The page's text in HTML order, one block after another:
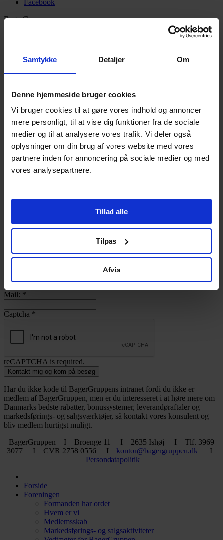
Samtykke Detaljer Om
Denne hjemmeside bruger cookies
Vi bruger cookies til at gøre vores indhold og annoncer
mere personligt, til at vise dig funktioner fra de sociale
medier og til at analysere vores trafik. Vi deler også
oplysninger om din brug af vores website med vores
partnere inden for annoncering på sociale medier og med
vores analysepartnere.
Tillad alle
Tilpas
Afvis
Facebook
BagerGruppen
3969 3077
kontor@bagergruppen.dk
Intranet Login
Bliv Medlem
Username
Password
Remember Me
Lost your password?
Kontaktperson:*
By:
Mail: *
Captcha *
reCAPTCHA is required.
Kontakt mig og kom på besøg
Har du ikke kode til BagerGruppens intranet fordi du ikke er
medlem af BagerGruppen, men er du interesseret i at høre mere om
Danmarks bedste rabatter, bonussystemer, leverandøraftaler og
markedsførings- og salgsværktøjer, så kontakt vores konsulent og
bliv medlem hurtigst muligt.
BagerGruppen I Broenge 11 I 2635 Ishøj I Tlf. 3969
3077 I CVR 2758 0556 I kontor@bagergruppen.dk
I
Persondatapolitik
Forside
Foreningen
Formanden har ordet
Hvem er vi
Medlemsskab
Markedsførings- og salgsaktiviteter